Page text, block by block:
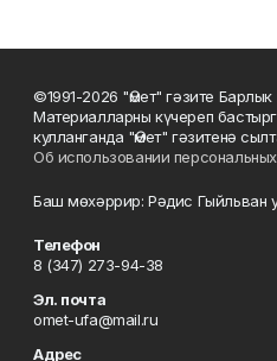
©1991-2026 "Өмет" гәзите Барлык
Материалларны күчереп
кулланганда "Өмет" гәзитенә
Об использовании
Баш мөхәррир: Рәдис Гыйльван
Телефон
8 (347) 273-94-38
Эл. почта
omet-ufa@mail.ru
Адрес